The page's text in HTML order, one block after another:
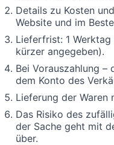
Details zu Kosten
Website und im
Lieferfrist: 1
kürzer angegeben).
Bei Vorauszahlung
dem Konto des
Lieferung der Waren
Das Risiko des
der Sache geht mit
über.